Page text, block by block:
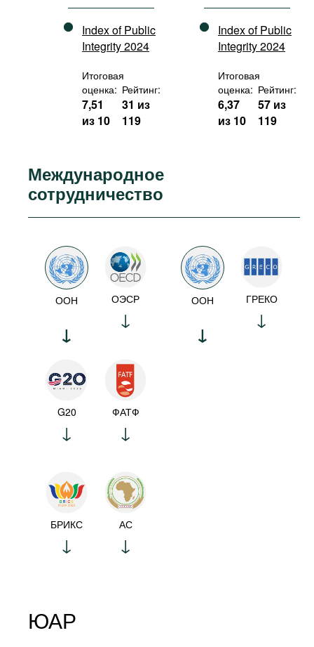
Index of Public
Integrity 2024
Итоговая
оценка:
7,51
из 10
Рейтинг:
31 из
119
Index of Public
Integrity 2024
Итоговая
оценка:
6,37
из 10
Рейтинг:
57 из
119
Международное
сотрудничество
ООН ОЭСР
G20 ФАТФ
БРИКС АС
ООН ГРЕКО
ЮАР